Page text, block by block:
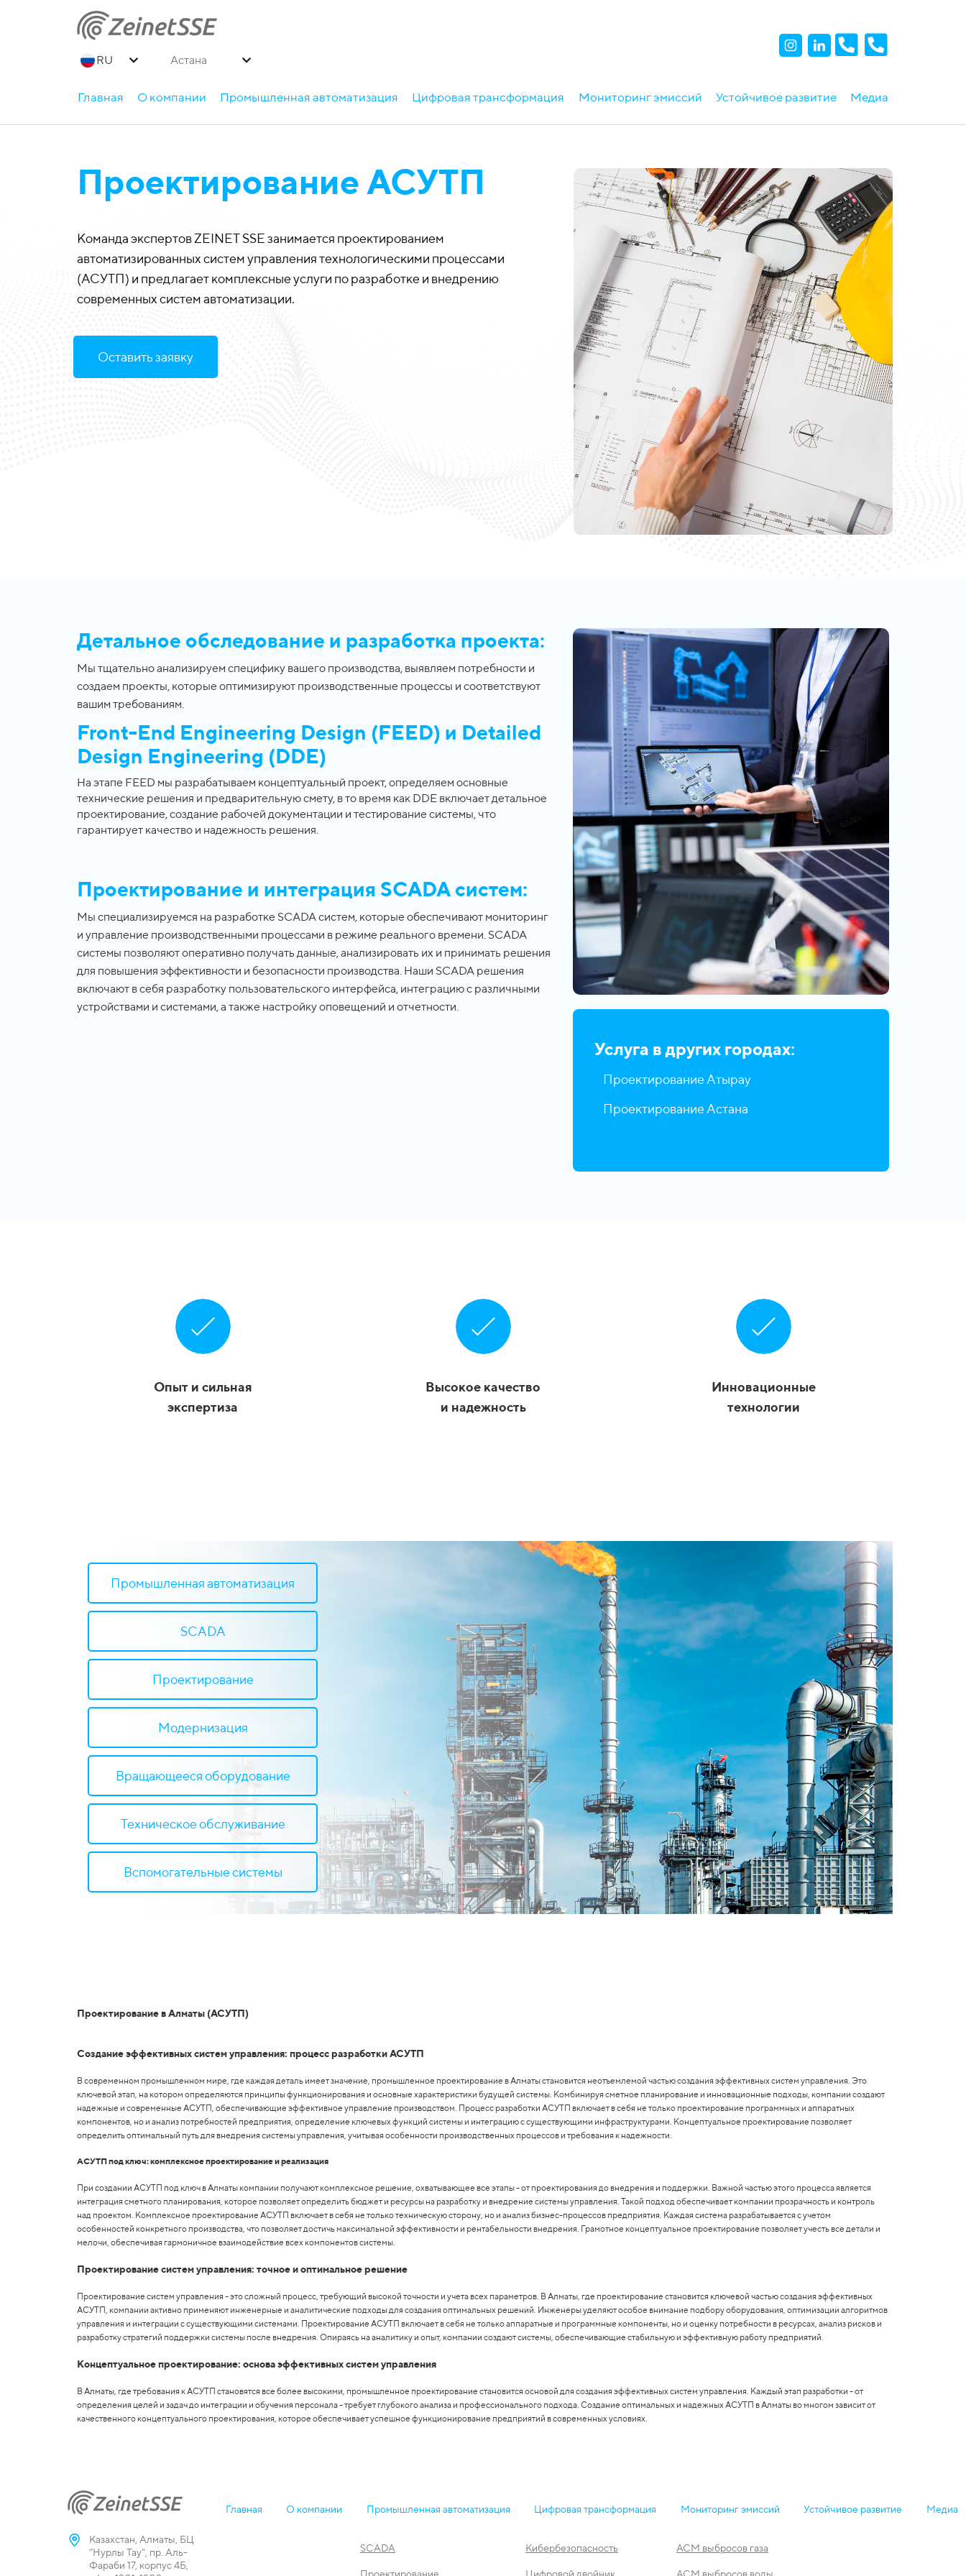
Астана
Главная О компании Промышленная автоматизация Цифровая трансформация Мониторинг эмиссий Устойчивое развитие Медиа
Проектирование АСУТП
Команда экспертов ZEINET SSE занимается проектированием
автоматизированных систем управления технологическими процессами
(АСУТП) и предлагает комплексные услуги по разработке и внедрению
современных систем автоматизации.
Оставить заявку
Детальное обследование и разработка проекта:
Мы тщательно анализируем специфику вашего производства, выявляем потребности и
создаем проекты, которые оптимизируют производственные процессы и соответствуют
вашим требованиям.
Front-End Engineering Design (FEED) и Detailed
Design Engineering (DDE)
На этапе FEED мы разрабатываем концептуальный проект, определяем основные
технические решения и предварительную смету, в то время как DDE включает детальное
проектирование, создание рабочей документации и тестирование системы, что
гарантирует качество и надежность решения.
Проектирование и интеграция SCADA систем:
Мы специализируемся на разработке SCADA систем, которые обеспечивают мониторинг
и управление производственными процессами в режиме реального времени. SCADA
системы позволяют оперативно получать данные, анализировать их и принимать решения
для повышения эффективности и безопасности производства. Наши SCADA решения
включают в себя разработку пользовательского интерфейса, интеграцию с различными
устройствами и системами, а также настройку оповещений и отчетности.
Услуга в других городах:
Проектирование Атырау
Проектирование Астана
Опыт и сильная
экспертиза
Высокое качество
и надежность
Инновационные
технологии
Промышленная автоматизация
SCADA
Проектирование
Модернизация
Вращающееся оборудование
Техническое обслуживание
Вспомогательные системы
Проектирование в Алматы (АСУТП)
Создание эффективных систем управления: процесс разработки АСУТП
В современном промышленном мире, где каждая деталь имеет значение, промышленное проектирование в Алматы становится неотъемлемой частью создания эффективных систем управления. Это
ключевой этап, на котором определяются принципы функционирования и основные характеристики будущей системы. Комбинируя сметное планирование и инновационные подходы, компании создают
надежные и современные АСУТП, обеспечивающие эффективное управление производством. Процесс разработки АСУТП включает в себя не только проектирование программных и аппаратных
компонентов, но и анализ потребностей предприятия, определение ключевых функций системы и интеграцию с существующими инфраструктурами. Концептуальное проектирование позволяет
определить оптимальный путь для внедрения системы управления, учитывая особенности производственных процессов и требования к надежности.
АСУТП под ключ: комплексное проектирование и реализация
При создании АСУТП под ключ в Алматы компании получают комплексное решение, охватывающее все этапы - от проектирования до внедрения и поддержки. Важной частью этого процесса является
интеграция сметного планирования, которое позволяет определить бюджет и ресурсы на разработку и внедрение системы управления. Такой подход обеспечивает компании прозрачность и контроль
над проектом. Комплексное проектирование АСУТП включает в себя не только техническую сторону, но и анализ бизнес-процессов предприятия. Каждая система разрабатывается с учетом
особенностей конкретного производства, что позволяет достичь максимальной эффективности и рентабельности внедрения. Грамотное концептуальное проектирование позволяет учесть все детали и
мелочи, обеспечивая гармоничное взаимодействие всех компонентов системы.
Проектирование систем управления: точное и оптимальное решение
Проектирование систем управления - это сложный процесс, требующий высокой точности и учета всех параметров. В Алматы, где проектирование становится ключевой частью создания эффективных
АСУТП, компании активно применяют инженерные и аналитические подходы для создания оптимальных решений. Инженеры уделяют особое внимание подбору оборудования, оптимизации алгоритмов
управления и интеграции с существующими системами. Проектирование АСУТП включает в себя не только аппаратные и программные компоненты, но и оценку потребности в ресурсах, анализ рисков и
разработку стратегий поддержки системы после внедрения. Опираясь на аналитику и опыт, компании создают системы, обеспечивающие стабильную и эффективную работу предприятий.
Концептуальное проектирование: основа эффективных систем управления
В Алматы, где требования к АСУТП становятся все более высокими, промышленное проектирование становится основой для создания эффективных систем управления. Каждый этап разработки - от
определения целей и задач до интеграции и обучения персонала - требует глубокого анализа и профессионального подхода. Создание оптимальных и надежных АСУТП в Алматы во многом зависит от
качественного концептуального проектирования, которое обеспечивает успешное функционирование предприятий в современных условиях.
Главная О компании Промышленная автоматизация Цифровая трансформация Мониторинг эмиссий Устойчивое развитие Медиа
Казахстан, Алматы, БЦ
“Нурлы Тау”, пр. Аль-
Фараби 17, корпус 4Б,
SCADA
Проектирование
Кибербезопасность
Цифровой двойник
АСМ выбросов газа
АСМ выбросов воды